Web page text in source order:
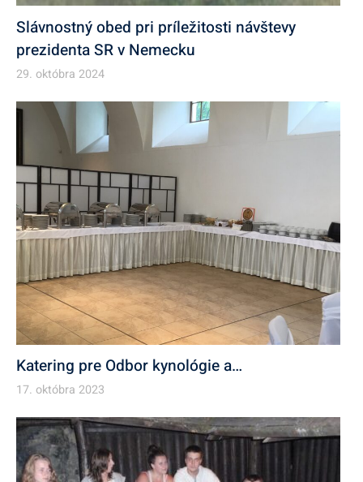
Slávnostný obed pri príležitosti návštevy
prezidenta SR v Nemecku
29. októbra 2024
Katering pre Odbor kynológie a…
17. októbra 2023